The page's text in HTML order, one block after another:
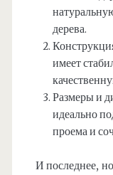
дерева.
имеет
Размеры и
идеально
проема и
И последнее,